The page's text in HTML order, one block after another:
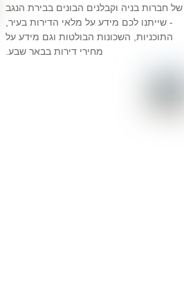
של חברות בניה וקבלנים הבונים בבירת הנגב
- שייתנו לכם מידע על מלאי הדירות בעיר,
התוכניות, השכונות הבולטות וגם מידע על
מחירי דירות בבאר שבע.